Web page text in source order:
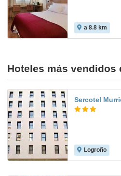
a 8.8 km
Hoteles más vendidos
Sercotel
Logroño